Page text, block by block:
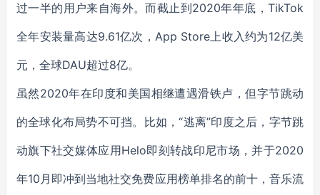
过一半的用户来自海外。而截止到2020年年底，TikTok
全年安装量高达9.61亿次，App Store上收入约为12亿美
元，全球DAU超过8亿。
虽然2020年在印度和美国相继遭遇滑铁卢，但字节跳动
的全球化布局势不可挡。比如，“逃离”印度之后，字节跳
动旗下社交媒体应用Helo即刻转战印尼市场，并于2020
年10月即冲到当地社交免费应用榜单排名的前十，音乐流